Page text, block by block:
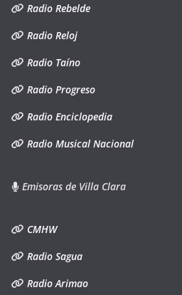
Radio Rebelde
Radio Reloj
Radio Taíno
Radio Progreso
Radio Enciclopedia
Radio Musical Nacional
Emisoras de Villa Clara
CMHW
Radio Sagua
Radio Arimao